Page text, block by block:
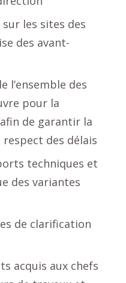
les sites des
des avant-
l’ensemble des
pour la
de garantir la
des délais
techniques et
des variantes
de clarification
acquis aux chefs